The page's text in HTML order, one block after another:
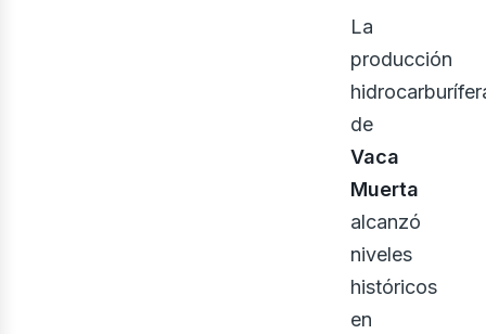
La
producción
de
Vaca
Muerta
alcanzó
niveles
históricos
en